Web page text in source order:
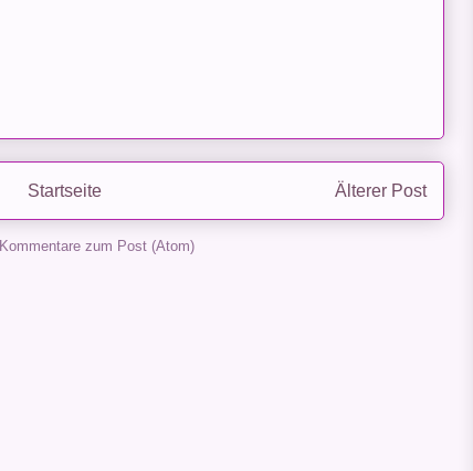
Älterer Post
Startseite
Kommentare zum Post (Atom)